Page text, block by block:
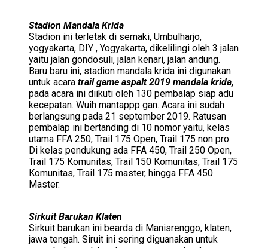
Stadion Mandala Krida
Stadion ini terletak di semaki, Umbulharjo,
yogyakarta, DIY , Yogyakarta, dikelilingi oleh 3 jalan
yaitu jalan gondosuli, jalan kenari, jalan andung.
Baru baru ini, stadion mandala krida ini digunakan
untuk acara trail game aspalt 2019 mandala krida,
pada acara ini diikuti oleh 130 pembalap siap adu
kecepatan. Wuih mantappp gan. Acara ini sudah
berlangsung pada 21 september 2019. Ratusan
pembalap ini bertanding di 10 nomor yaitu, kelas
utama FFA 250, Trail 175 Open, Trail 175 non pro.
Di kelas pendukung ada FFA 450, Trail 250 Open,
Trail 175 Komunitas, Trail 150 Komunitas, Trail 175
Komunitas, Trail 175 master, hingga FFA 450
Master.
Sirkuit Barukan Klaten
Sirkuit barukan ini bearda di Manisrenggo, klaten,
jawa tengah. Siruit ini sering diguanakan untuk